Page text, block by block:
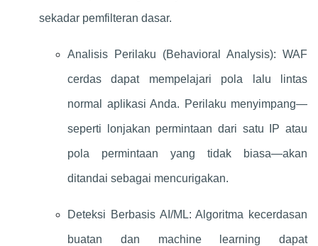
sekadar pemfilteran dasar.
Analisis Perilaku (Behavioral Analysis): WAF
cerdas dapat mempelajari pola lalu lintas
normal aplikasi Anda. Perilaku menyimpang—
seperti lonjakan permintaan dari satu IP atau
pola permintaan yang tidak biasa—akan
ditandai sebagai mencurigakan.
Deteksi Berbasis AI/ML: Algoritma kecerdasan
buatan dan machine learning dapat